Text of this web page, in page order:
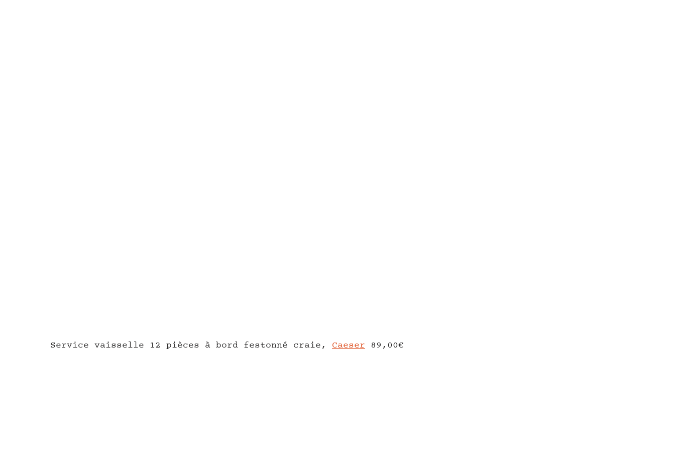
Service vaisselle 12 pièces à bord festonné craie, Caeser 89,00€